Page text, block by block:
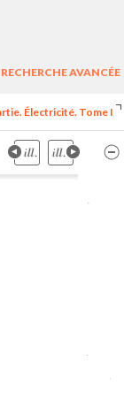
RECHERCHE AVANCÉE
Électricité. Tome I